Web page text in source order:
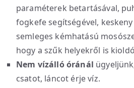
paraméterek betartásával,
fogkefe segítségével,
semleges kémhatású
hogy a szűk helyekről is
Nem vízálló óránál
csatot, láncot érje víz.